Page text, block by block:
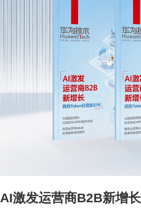
AI激发运营商B2B新增长